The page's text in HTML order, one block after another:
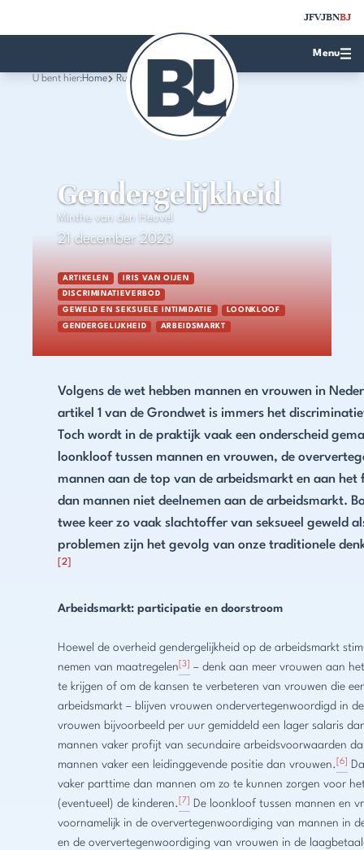
JFVJBNBJ
Menu
U bent hier:Home Rubrieken
Gendergelijkheid
Minthe van den Heuvel
21 december 2023
ARTIKELEN IRIS VAN OIJEN
DISCRIMINATIEVERBOD
GEWELD EN SEKSUELE INTIMIDATIE LOONKLOOF
GENDERGELIJKHEID ARBEIDSMARKT
Volgens de wet hebben mannen en vrouwen in
artikel 1 van de Grondwet is immers het
Toch wordt in de praktijk vaak een onderscheid
loonkloof tussen mannen en vrouwen, de
mannen aan de top van de arbeidsmarkt en aan
dan mannen niet deelnemen aan de arbeidsmarkt.
twee keer zo vaak slachtoffer van seksueel geweld
problemen zijn het gevolg van onze traditionele
[2]
Arbeidsmarkt: participatie en doorstroom
Hoewel de overheid gendergelijkheid op de arbeidsmarkt
nemen van maatregelen [3]
– denk aan meer vrouwen aan
te krijgen of om de kansen te verbeteren van vrouwen die
arbeidsmarkt – blijven vrouwen ondervertegenwoordigd in
vrouwen bijvoorbeeld per uur gemiddeld een lager salaris
mannen vaker profijt van secundaire arbeidsvoorwaarden
mannen vaker een leidinggevende positie dan vrouwen. [6]
vaker parttime dan mannen om zo te kunnen zorgen voor
(eventueel) de kinderen. [7]
De loonkloof tussen mannen en
voornamelijk in de oververtegenwoordiging van mannen in
en de oververtegenwoordiging van vrouwen in de